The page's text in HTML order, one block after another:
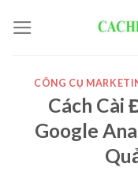
to
CÔNG CỤ
Cách Cài
Google